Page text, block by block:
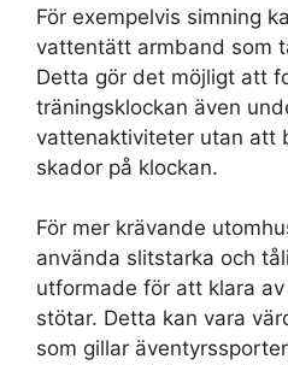
För exempelvis simning
vattentätt armband som
Detta gör det möjligt att
träningsklockan även
vattenaktiviteter utan att
skador på klockan.
För mer krävande
använda slitstarka och
utformade för att klara
stötar. Detta kan vara
som gillar